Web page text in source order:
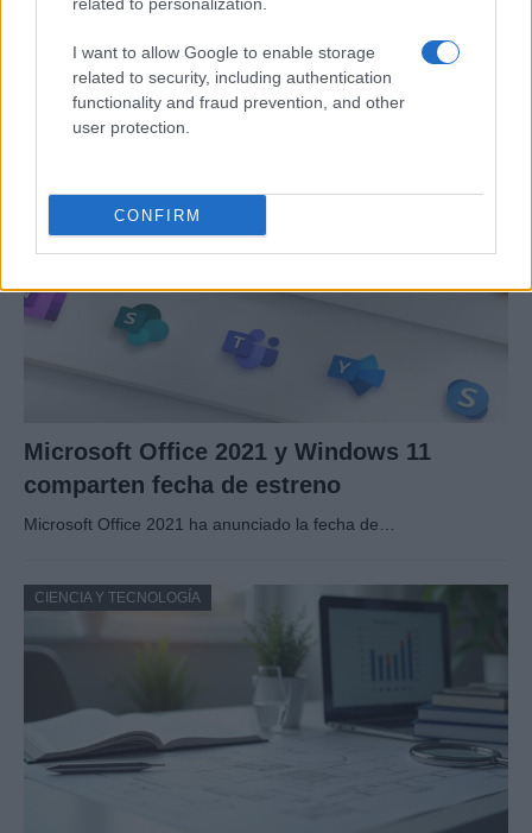
I want to allow Google to enable storage
related to security, including authentication
functionality and fraud prevention, and other
user protection.
CONFIRM
Preview: Marvel Super Hero Squad, más
superhéroes para Nintendo Wii
Los fans de Nintendo Wii y los superhéroes…
Microsoft Office 2021 y Windows 11
comparten fecha de estreno
Microsoft Office 2021 ha anunciado la fecha de…
CIENCIA Y TECNOLOGÍA